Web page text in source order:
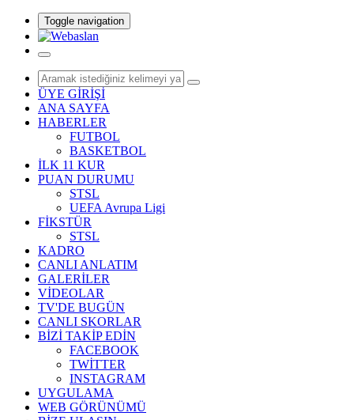
Toggle navigation
ÜYE GİRİŞİ
ANA SAYFA
HABERLER
FUTBOL
BASKETBOL
İLK 11 KUR
PUAN DURUMU
STSL
UEFA Avrupa Ligi
FİKSTÜR
STSL
KADRO
CANLI ANLATIM
GALERİLER
VİDEOLAR
TV'DE BUGÜN
CANLI SKORLAR
BİZİ TAKİP EDİN
FACEBOOK
TWİTTER
INSTAGRAM
UYGULAMA
WEB GÖRÜNÜMÜ